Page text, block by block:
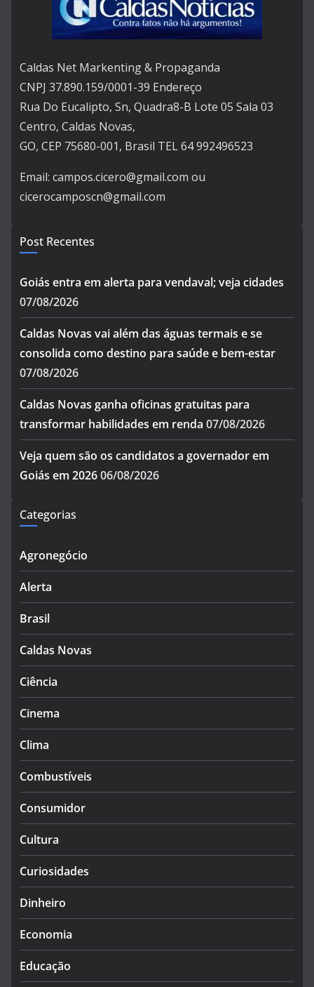
Caldas Net Markenting & Propaganda
CNPJ 37.890.159/0001-39 Endereço
Rua Do Eucalipto, Sn, Quadra8-B Lote 05 Sala 03
Centro, Caldas Novas,
GO, CEP 75680-001, Brasil TEL 64 992496523
Email: campos.cicero@gmail.com ou
cicerocamposcn@gmail.com
Post Recentes
Goiás entra em alerta para vendaval; veja cidades
07/08/2026
Caldas Novas vai além das águas termais e se
consolida como destino para saúde e bem-estar
07/08/2026
Caldas Novas ganha oficinas gratuitas para
transformar habilidades em renda 07/08/2026
Veja quem são os candidatos a governador em
Goiás em 202606/08/2026
Categorias
Agronegócio
Alerta
Brasil
Caldas Novas
Ciência
Cinema
Clima
Combustíveis
Consumidor
Cultura
Curiosidades
Dinheiro
Economia
Educação